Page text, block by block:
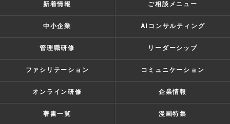
新着情報 ご相談メニュー
中小企業 AIコンサルティング
管理職研修 リーダーシップ
ファシリテーション コミュニケーション
オンライン研修 企業情報
著書一覧 漫画特集